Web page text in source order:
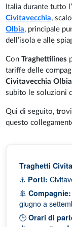
Italia durante tutto
Civitavecchia,
Olbia, principale
dell’isola e alle
ConTraghettilines
tariffe delle
Civitavecchia Olbia
subito le soluzioni
Qui di seguito,
questo
Traghetti
⚓ Porti:
🚢Compagnie:
giugno a
🕒Orari di